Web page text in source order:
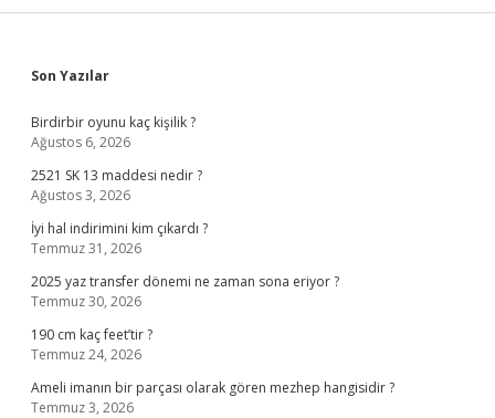
Sidebar
Son Yazılar
Birdirbir oyunu kaç kişilik ?
Ağustos 6, 2026
2521 SK 13 maddesi nedir ?
Ağustos 3, 2026
İyi hal indirimini kim çıkardı ?
Temmuz 31, 2026
2025 yaz transfer dönemi ne zaman sona eriyor ?
Temmuz 30, 2026
190 cm kaç feet’tir ?
Temmuz 24, 2026
Ameli imanın bir parçası olarak gören mezhep hangisidir ?
Temmuz 3, 2026